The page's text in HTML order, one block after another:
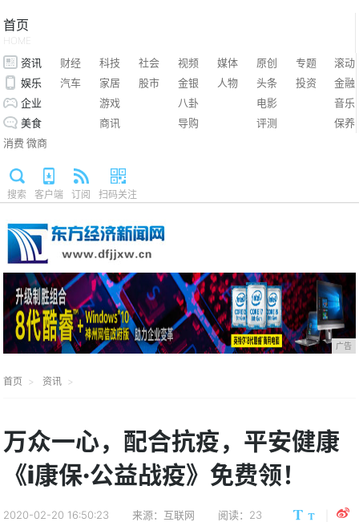
首页
HOME
资讯 财经 科技 社会 视频 媒体 原创 专题
滚动
娱乐
汽车 家居 股市 金银 人物 头条 投资
金融
企业
游戏 八卦 电影
音乐
美食
商讯 导购 评测
保养
消费 微商
搜索 客户端 订阅 扫码关注
广告
首页 资讯
万众一心，配合抗疫，平安健康
《i康保·公益战疫》免费领！
2020-02-20 16:50:23 来源：互联网 阅读：23